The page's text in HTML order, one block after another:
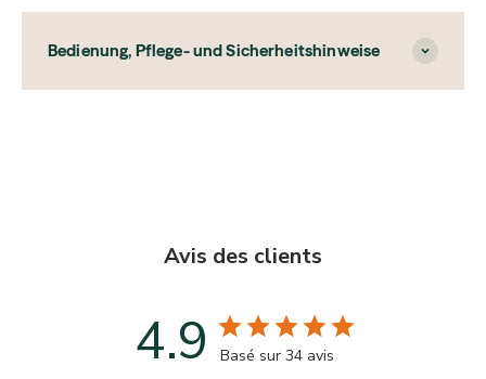
Bedienung, Pflege- und Sicherheitshinweise
Avis des clients
4.9 Basé sur 34 avis